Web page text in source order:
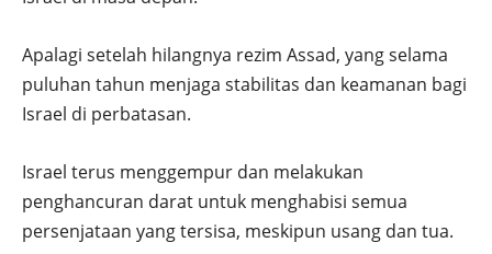
Apalagi setelah hilangnya rezim Assad, yang selama
puluhan tahun menjaga stabilitas dan keamanan bagi
Israel di perbatasan.
Israel terus menggempur dan melakukan
penghancuran darat untuk menghabisi semua
persenjataan yang tersisa, meskipun usang dan tua.